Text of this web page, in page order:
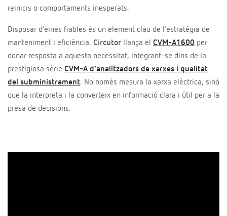
reinicis o comportaments inesperats.
Disposar d’eines fiables és un element clau de l’estratègia de
manteniment i eficiència. Circutor llança el CVM-A1600 per
donar resposta a aquesta necessitat, integrant-se dins de la
prestigiosa sèrie CVM-A d’analitzadors de xarxes i qualitat
del subministrament. No només mesura la xarxa elèctrica, sinó
que la interpreta i la converteix en informació clara i útil per a la
presa de decisions.